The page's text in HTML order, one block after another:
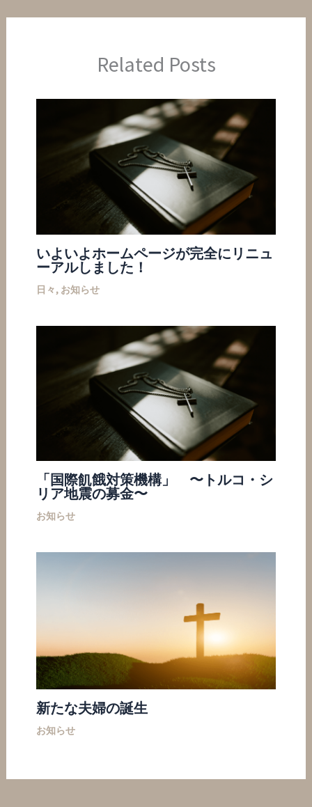
Related Posts
いよいよホームページが完全にリニュ
ーアルしました！
日々, お知らせ
「国際飢餓対策機構」 〜トルコ・シ
リア地震の募金〜
お知らせ
新たな夫婦の誕生
お知らせ